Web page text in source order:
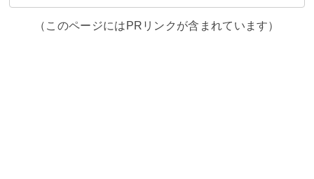
（このページにはPRリンクが含まれています）